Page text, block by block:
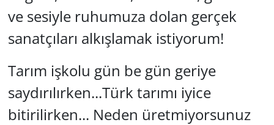
ve sesiyle ruhumuza dolan gerçek
sanatçıları alkışlamak istiyorum!
Tarım işkolu gün be gün geriye
saydırılırken...Türk tarımı iyice
bitirilirken... Neden üretmiyorsunuz